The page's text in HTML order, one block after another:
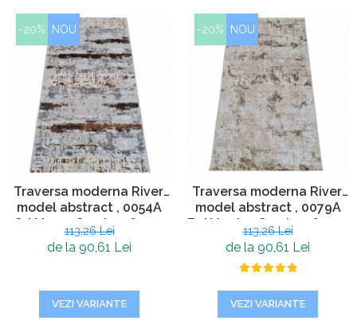
-20% NOU
Traversa moderna River,
model abstract , 0054A
Gri Maro , Grosime 6 mm,
Living, Dormitor, Hol
113,26 Lei
de la 90,61 Lei
VEZI VARIANTE
-20% NOU
Traversa moderna River,
model abstract , 0079A
Bej Verde , Grosime 6 mm,
Living, Dormitor, Hol
113,26 Lei
de la 90,61 Lei
VEZI VARIANTE